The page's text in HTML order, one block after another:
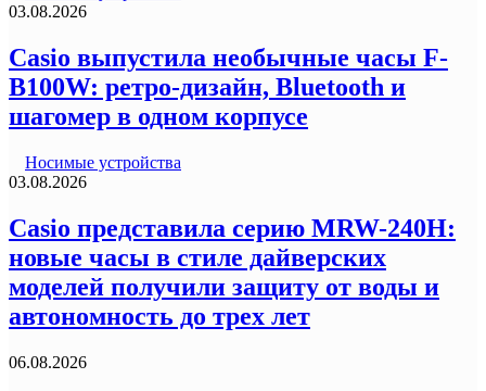
03.08.2026
Casio выпустила необычные часы F-
B100W: ретро-дизайн, Bluetooth и
шагомер в одном корпусе
Носимые устройства
03.08.2026
Casio представила серию MRW-240H:
новые часы в стиле дайверских
моделей получили защиту от воды и
автономность до трех лет
06.08.2026